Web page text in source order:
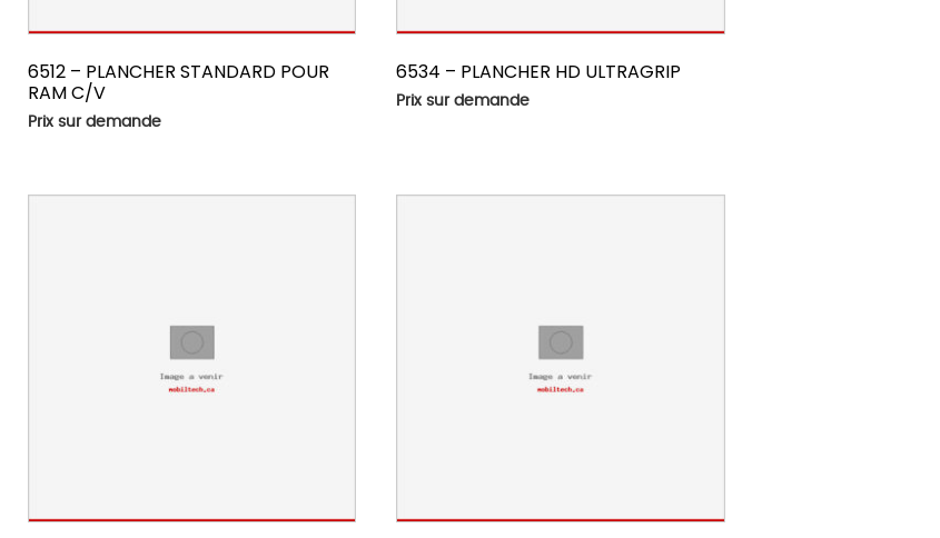
6512 – PLANCHER STANDARD POUR
RAM C/V
Prix sur demande
6534 – PLANCHER HD ULTRAGRIP
Prix sur demande